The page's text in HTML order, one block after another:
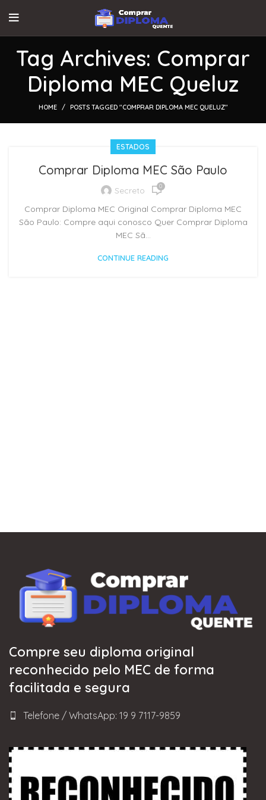
Tag Archives: Comprar
Diploma MEC Queluz
HOME POSTS TAGGED "COMPRAR DIPLOMA MEC QUELUZ"
ESTADOS
Comprar Diploma MEC São Paulo
Secreto 0
Comprar Diploma MEC Original Comprar Diploma MEC
São Paulo: Compre aqui conosco Quer Comprar Diploma
MEC Sã...
CONTINUE READING
Compre seu diploma original
reconhecido pelo MEC de forma
facilitada e segura
Telefone / WhatsApp: 19 9 7117-9859